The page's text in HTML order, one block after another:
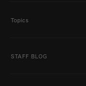
Topics
STAFF BLOG